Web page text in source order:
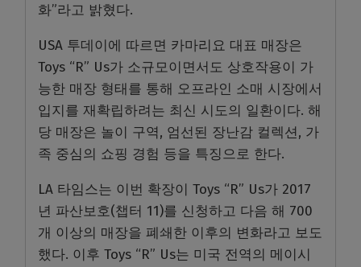
화”라고 밝혔다.
USA 투데이에 따르면 카마리요 대표 매장은
Toys “R” Us가 소규모이면서도 상호작용이 가
능한 매장 형태를 통해 오프라인 소매 시장에서
입지를 재확립하려는 최신 시도의 일환이다. 해
당 매장은 놀이 구역, 엄선된 장난감 컬렉션, 가
족 중심의 쇼핑 경험 등을 특징으로 한다.
LA 타임스는 이번 확장이 Toys “R” Us가 2017
년 파산보호(챕터 11)를 신청하고 다음 해 700
개 이상의 매장을 폐쇄한 이후의 변화라고 보도
했다. 이후 Toys “R” Us는 미국 전역의 메이시